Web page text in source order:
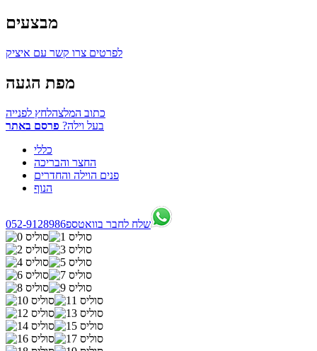
מבצעים
לפרטים צרו קשר עם איציק
מפת הגעה
כתוב המלצהלחץ לפנייה
בעל וילה? פרסם באתר
כללי
החצר והבריכה
פנים הוילה והחדרים
הנוף
052-9128986שלח לחבר בוואטספ